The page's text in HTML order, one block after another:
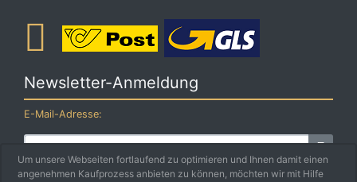
Newsletter-Anmeldung
E-Mail-Adresse:
Um unsere Webseiten fortlaufend zu optimieren und Ihnen damit einen
angenehmen Kaufprozess anbieten zu können, möchten wir mit Hilfe